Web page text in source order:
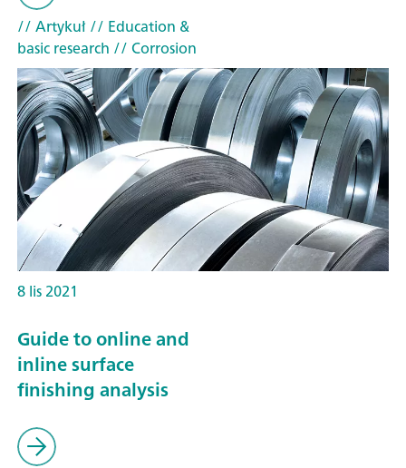
// Artykuł// Education &
basic research // Corrosion
8 lis 2021
Guide to online and
inline surface
finishing analysis